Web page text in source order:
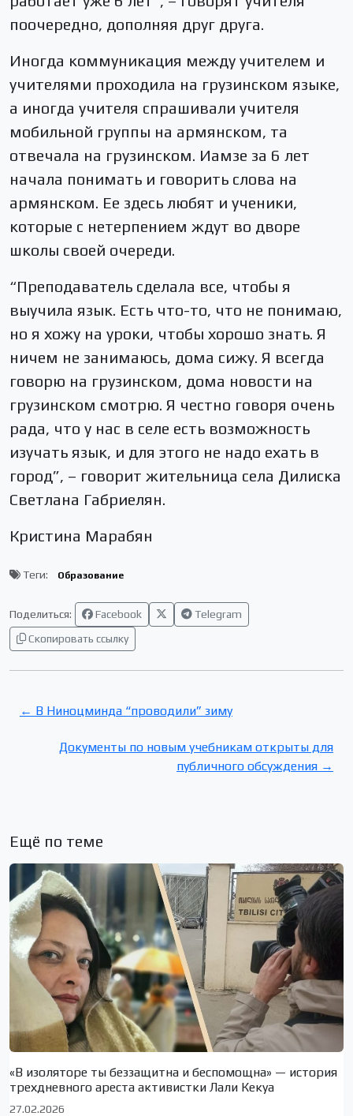
поочередно, дополняя друг друга.
Иногда коммуникация между учителем и
учителями проходила на грузинском языке,
а иногда учителя спрашивали учителя
мобильной группы на армянском, та
отвечала на грузинском. Иамзе за 6 лет
начала понимать и говорить слова на
армянском. Ее здесь любят и ученики,
которые с нетерпением ждут во дворе
школы своей очереди.
“Преподаватель сделала все, чтобы я
выучила язык. Есть что-то, что не понимаю,
но я хожу на уроки, чтобы хорошо знать. Я
ничем не занимаюсь, дома сижу. Я всегда
говорю на грузинском, дома новости на
грузинском смотрю. Я честно говоря очень
рада, что у нас в селе есть возможность
изучать язык, и для этого не надо ехать в
город”, – говорит жительница села Дилиска
Светлана Габриелян.
Кристина Марабян
Теги: Образование
Поделиться: Facebook
Telegram
Скопировать ссылку
← В Ниноцминда “проводили” зиму
Документы по новым учебникам открыты для
публичного обсуждения →
Ещё по теме
«В изоляторе ты беззащитна и беспомощна» — история
трехдневного ареста активистки Лали Кекуа
27.02.2026